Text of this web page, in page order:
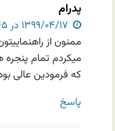
پدرام
ممنون از
میکردم تمام
که فرمودین عالی
پاسخ